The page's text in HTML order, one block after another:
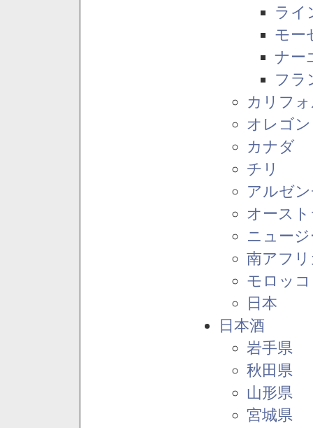
ライ
モー
ナー
フラ
カリフ
オレゴ
カナダ
チリ
アルゼ
オース
ニュー
南アフ
モロッコ
日本
日本酒
岩手県
秋田県
山形県
宮城県